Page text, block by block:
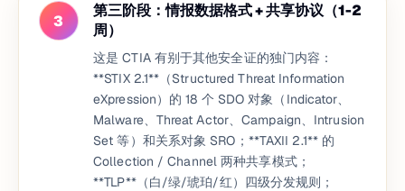
3
第三阶段：情报数据格式 + 共享协议（1-2
周）
这是 CTIA 有别于其他安全证的独门内容：
**STIX 2.1**（Structured Threat Information
eXpression）的 18 个 SDO 对象（Indicator、
Malware、Threat Actor、Campaign、Intrusion
Set 等）和关系对象 SRO；**TAXII 2.1** 的
Collection / Channel 两种共享模式；
**TLP**（白/绿/琥珀/红）四级分发规则；